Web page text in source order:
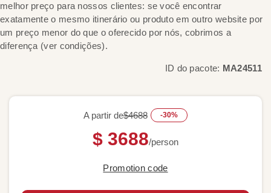
melhor preço para nossos clientes: se você encontrar
exatamente o mesmo itinerário ou produto em outro website por
um preço menor do que o oferecido por nós, cobrimos a
diferença (ver condições).
ID do pacote: MA24511
A partir de$4688 -30%
$ 3688/person
Promotion code